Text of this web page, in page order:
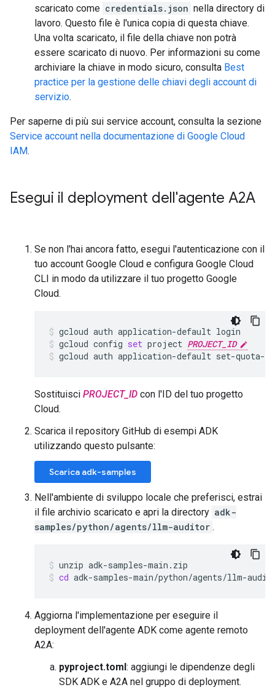
scaricato come credentials.json nella directory di
lavoro. Questo file è l'unica copia di questa chiave.
Una volta scaricato, il file della chiave non potrà
essere scaricato di nuovo. Per informazioni su come
archiviare la chiave in modo sicuro, consulta Best
practice per la gestione delle chiavi degli account di
servizio.
Per saperne di più sui service account, consulta la sezione
Service account nella documentazione di Google Cloud
IAM.
Esegui il deployment dell'agente A2A
Se non l'hai ancora fatto, esegui l'autenticazione con il
tuo account Google Cloud e configura Google Cloud
CLI in modo da utilizzare il tuo progetto Google
Cloud.
gcloud auth application-default login
gcloud config set project PROJECT_ID
gcloud auth application-default set-quota-
Sostituisci PROJECT_ID con l'ID del tuo progetto
Cloud.
Scarica il repository GitHub di esempi ADK
utilizzando questo pulsante:
Scarica adk-samples
Nell'ambiente di sviluppo locale che preferisci, estrai
il file archivio scaricato e apri la directory adk-
samples/python/agents/llm-auditor .
unzip adk-samples-main.zip
cd adk-samples-main/python/agents/llm-
Aggiorna l'implementazione per eseguire il
deployment dell'agente ADK come agente remoto
A2A:
pyproject.toml : aggiungi le dipendenze degli
SDK ADK e A2A nel gruppo di deployment.